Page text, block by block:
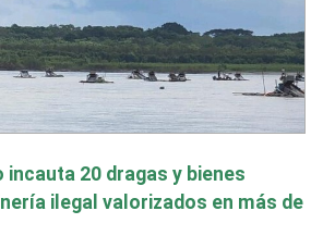
incauta 20 dragas y bienes
ilegal valorizados en más de